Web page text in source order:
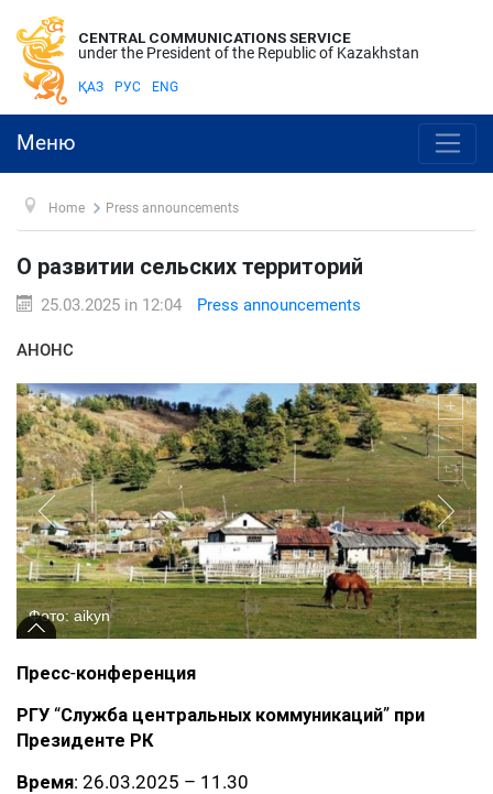
CENTRAL COMMUNICATIONS SERVICE
under the President of the Republic of Kazakhstan
ҚАЗ РУС ENG
Меню
Home Press announcements
О развитии сельских территорий
25.03.2025 in 12:04 Press announcements
АНОНС
Фото: aikyn
Пресс-конференция
РГУ “Служба центральных коммуникаций” при
Президенте РК
Время: 26.03.2025 – 11.30